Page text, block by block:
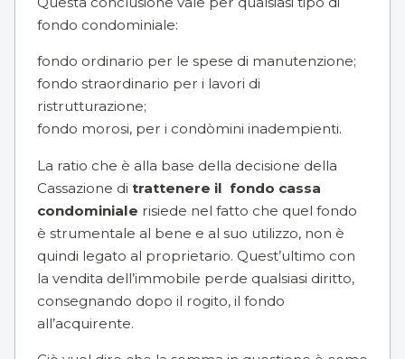
fondo condominiale:
fondo ordinario per le spese di manutenzione;
fondo straordinario per i lavori di
ristrutturazione;
fondo morosi, per i condòmini inadempienti.
La ratio che è alla base della decisione della
Cassazione di trattenere il fondo cassa
condominiale risiede nel fatto che quel fondo
è strumentale al bene e al suo utilizzo, non è
quindi legato al proprietario. Quest’ultimo con
la vendita dell’immobile perde qualsiasi diritto,
consegnando dopo il rogito, il fondo
all’acquirente.